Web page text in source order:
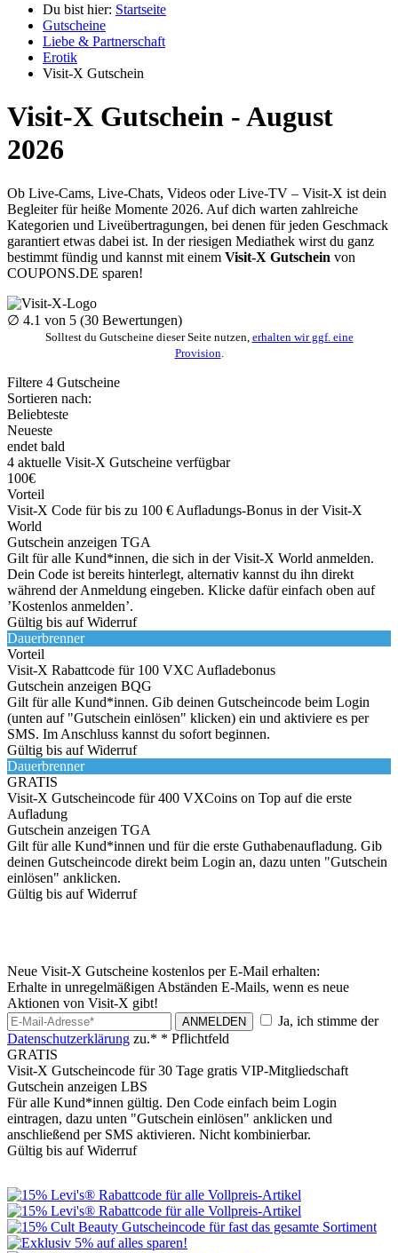
Du bist hier: Startseite
Gutscheine
Liebe & Partnerschaft
Erotik
Visit-X Gutschein
Visit-X Gutschein - August
2026
Ob Live-Cams, Live-Chats, Videos oder Live-TV – Visit-X ist dein
Begleiter für heiße Momente 2026. Auf dich warten zahlreiche
Kategorien und Liveübertragungen, bei denen für jeden Geschmack
garantiert etwas dabei ist. In der riesigen Mediathek wirst du ganz
bestimmt fündig und kannst mit einem Visit-X Gutschein von
COUPONS.DE sparen!
∅ 4.1 von 5 (30 Bewertungen)
Solltest du Gutscheine dieser Seite nutzen, erhalten wir ggf. eine
Provision
Filtere 4 Gutscheine
Sortieren nach:
Beliebteste
Neueste
endet bald
4 aktuelle Visit-X Gutscheine verfügbar
100€
Vorteil
Visit-X Code für bis zu 100 € Aufladungs-Bonus in der Visit-X
World
Gutschein anzeigen TGA
Gilt für alle Kund*innen, die sich in der Visit-X World anmelden.
Dein Code ist bereits hinterlegt, alternativ kannst du ihn direkt
während der Anmeldung eingeben. Klicke dafür einfach oben auf
’Kostenlos anmelden’.
Gültig bis auf Widerruf
Dauerbrenner
Vorteil
Visit-X Rabattcode für 100 VXC Aufladebonus
Gutschein anzeigen BQG
Gilt für alle Kund*innen. Gib deinen Gutscheincode beim Login
(unten auf "Gutschein einlösen" klicken) ein und aktiviere es per
SMS. Im Anschluss kannst du sofort beginnen.
Gültig bis auf Widerruf
Dauerbrenner
GRATIS
Visit-X Gutscheincode für 400 VXCoins on Top auf die erste
Aufladung
Gutschein anzeigen TGA
Gilt für alle Kund*innen und für die erste Guthabenaufladung. Gib
deinen Gutscheincode direkt beim Login an, dazu unten "Gutschein
einlösen" anklicken.
Gültig bis auf Widerruf
Neue Visit-X Gutscheine kostenlos per E-Mail erhalten:
Erhalte in unregelmäßigen Abständen E-Mails, wenn es neue
Aktionen von Visit-X gibt!
ANMELDEN
Ja, ich stimme der
Datenschutzerklärung zu.* * Pflichtfeld
GRATIS
Visit-X Gutscheincode für 30 Tage gratis VIP-Mitgliedschaft
Gutschein anzeigen LBS
Für alle Kund*innen gültig. Den Code einfach beim Login
eintragen, dazu unten "Gutschein einlösen" anklicken und
anschließend per SMS aktivieren. Nicht kombinierbar.
Gültig bis auf Widerruf